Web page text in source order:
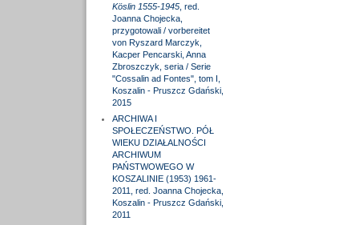
Köslin 1555-1945, red.
Joanna Chojecka,
przygotowali / vorbereitet
von Ryszard Marczyk,
Kacper Pencarski, Anna
Zbroszczyk, seria / Serie
"Cossalin ad Fontes", tom I,
Koszalin - Pruszcz Gdański,
2015
ARCHIWA I
SPOŁECZEŃSTWO. PÓŁ
WIEKU DZIAŁALNOŚCI
ARCHIWUM
PAŃSTWOWEGO W
KOSZALINIE (1953) 1961-
2011, red. Joanna Chojecka,
Koszalin - Pruszcz Gdański,
2011